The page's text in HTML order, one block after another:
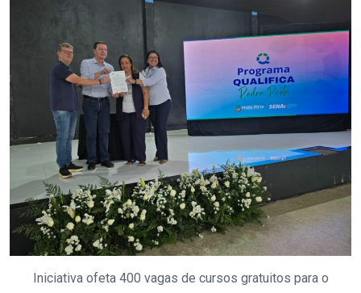
Iniciativa ofeta 400 vagas de cursos gratuitos para o